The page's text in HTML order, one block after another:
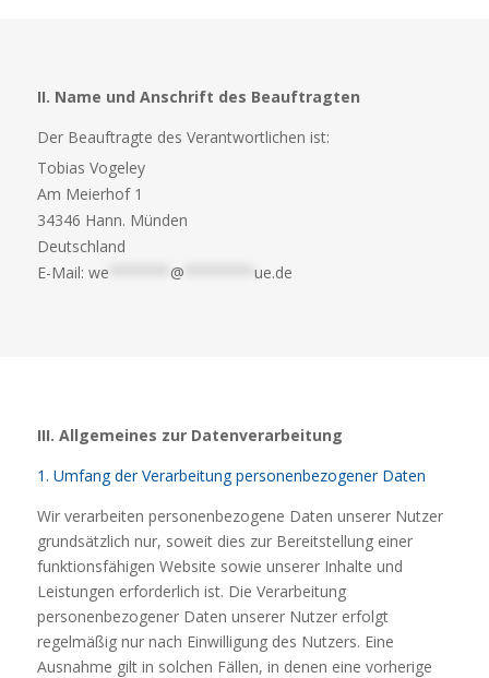
II. Name und Anschrift des Beauftragten
Der Beauftragte des Verantwortlichen ist:
Tobias Vogeley
Am Meierhof 1
34346 Hann. Münden
Deutschland
E-Mail: we @ ue.de
III. Allgemeines zur Datenverarbeitung
1. Umfang der Verarbeitung personenbezogener Daten
Wir verarbeiten personenbezogene Daten unserer Nutzer
grundsätzlich nur, soweit dies zur Bereitstellung einer
funktionsfähigen Website sowie unserer Inhalte und
Leistungen erforderlich ist. Die Verarbeitung
personenbezogener Daten unserer Nutzer erfolgt
regelmäßig nur nach Einwilligung des Nutzers. Eine
Ausnahme gilt in solchen Fällen, in denen eine vorherige